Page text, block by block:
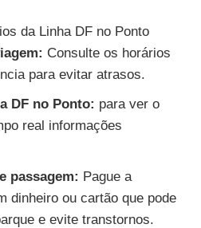
da Linha DF no Ponto
Consulte os horários
para evitar atrasos.
DF no Ponto: para ver o
real informações
passagem: Pague a
dinheiro ou cartão que pode
e evite transtornos.